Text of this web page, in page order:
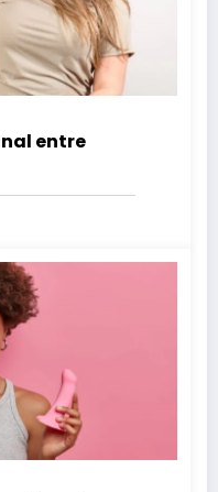
entre